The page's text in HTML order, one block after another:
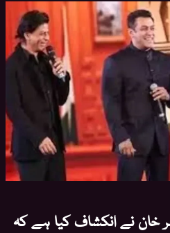
خان نے انکشاف کیا ہے کہ